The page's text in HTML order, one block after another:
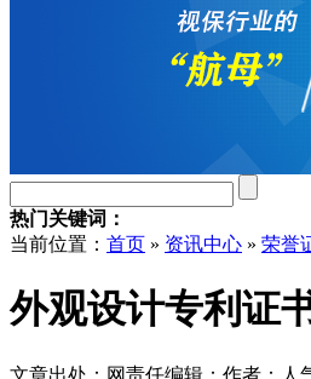
热门关键词：
当前位置： 首页 » 资讯中心 » 荣誉
外观设计专利证
文章出处： 网责任编辑： 作者： 人